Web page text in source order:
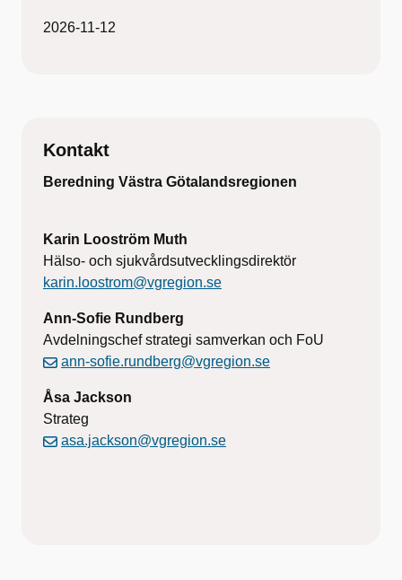
2026-11-12
Kontakt
Beredning Västra Götalandsregionen
Karin Looström Muth
Hälso- och sjukvårdsutvecklingsdirektör
karin.loostrom@vgregion.se
Ann-Sofie Rundberg
Avdelningschef strategi samverkan och FoU
ann-sofie.rundberg@vgregion.se
Åsa Jackson
Strateg
asa.jackson@vgregion.se